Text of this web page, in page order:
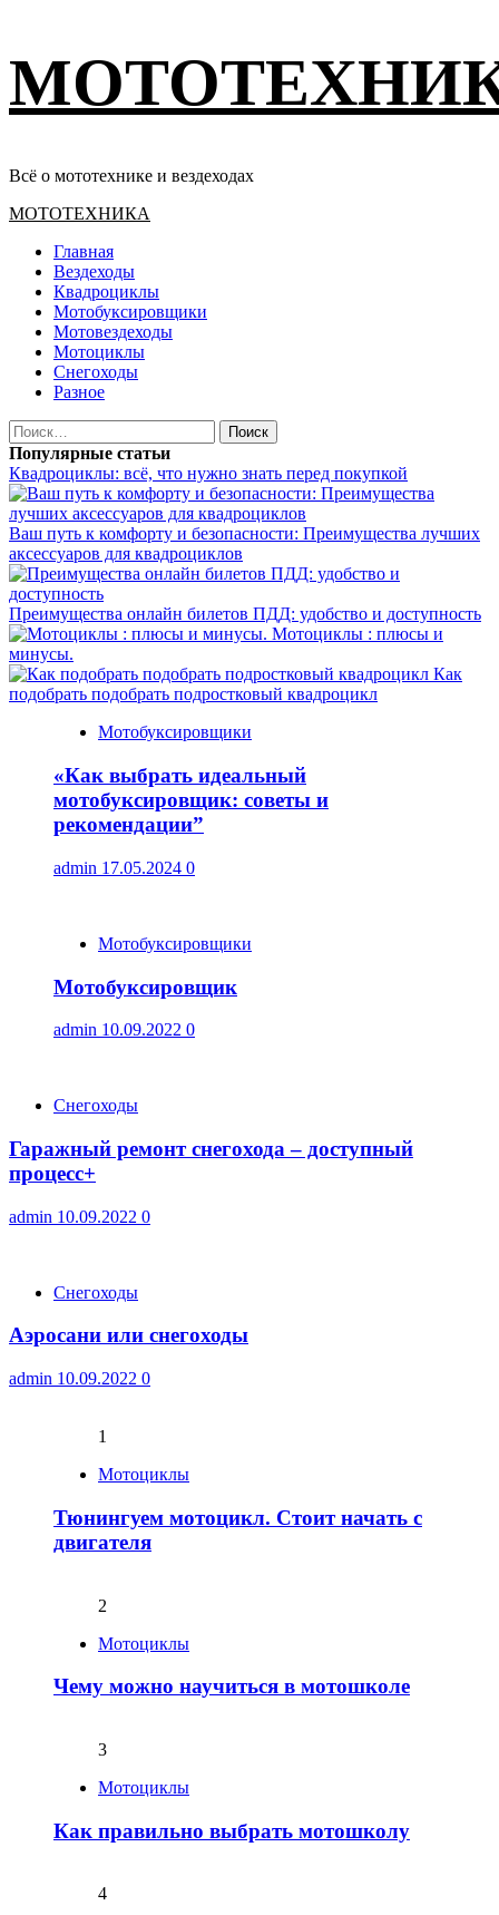
содержимому
Всё о мототехнике и вездеходах
Основное
МОТОТЕХНИКА
Главная
Вездеходы
Квадроциклы
Мотобуксировщики
Мотовездеходы
Мотоциклы
Снегоходы
Разное
Найти:
Популярные статьи
Квадроциклы: всё, что нужно знать перед покупкой
Ваш путь к комфорту и безопасности: Преимущества лучших
аксессуаров для квадроциклов
Преимущества онлайн билетов ПДД: удобство и доступность
Мотоциклы : плюсы и
минусы.
Как
подобрать подобрать подростковый квадроцикл
Мотобуксировщики
«Как выбрать идеальный
мотобуксировщик: советы и
рекомендации”
admin 17.05.2024 0
Мотобуксировщики
Мотобуксировщик
admin 10.09.2022 0
Снегоходы
Гаражный ремонт снегохода – доступный
процесс+
admin 10.09.2022 0
Снегоходы
Аэросани или снегоходы
admin 10.09.2022 0
1
Мотоциклы
Тюнингуем мотоцикл. Стоит начать с
двигателя
2
Мотоциклы
Чему можно научиться в мотошколе
3
Мотоциклы
Как правильно выбрать мотошколу
4